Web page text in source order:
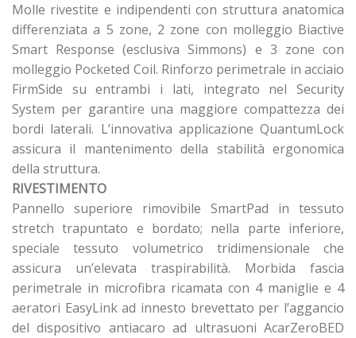
Molle rivestite e indipendenti con struttura anatomica
differenziata a 5 zone, 2 zone con molleggio Biactive
Smart Response (esclusiva Simmons) e 3 zone con
molleggio Pocketed Coil. Rinforzo perimetrale in acciaio
FirmSide su entrambi i lati, integrato nel Security
System per garantire una maggiore compattezza dei
bordi laterali. L’innovativa applicazione QuantumLock
assicura il mantenimento della stabilità ergonomica
della struttura.
RIVESTIMENTO
Pannello superiore rimovibile SmartPad in tessuto
stretch trapuntato e bordato; nella parte inferiore,
speciale tessuto volumetrico tridimensionale che
assicura un’elevata traspirabilità. Morbida fascia
perimetrale in microfibra ricamata con 4 maniglie e 4
aeratori EasyLink ad innesto brevettato per l’aggancio
del dispositivo antiacaro ad ultrasuoni AcarZeroBED